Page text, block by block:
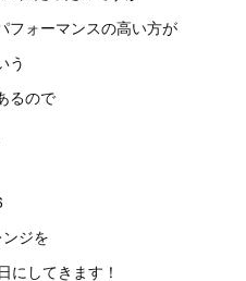
フォーマンスの高い方が
う
るので
ジを
にしてきます！